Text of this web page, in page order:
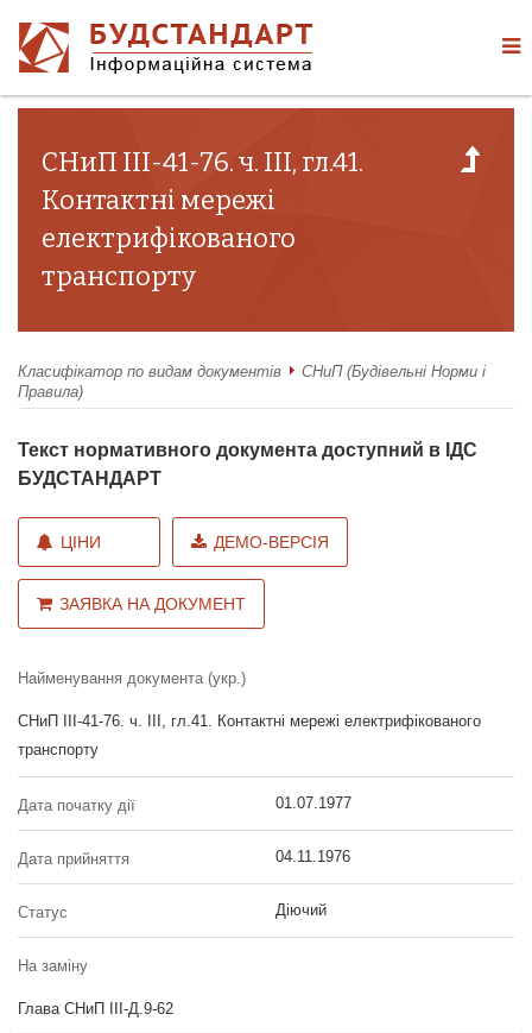
СНиП III-41-76. ч. III, гл.41.
Контактні мережі
електрифікованого
транспорту
Класифікатор по видам документів
СНиП (Будівельні Норми і
Правила)
Текст нормативного документа доступний в ІДС
БУДСТАНДАРТ
ЦІНИ ДЕМО-ВЕРСІЯ
ЗАЯВКА НА ДОКУМЕНТ
Найменування документа (укр.)
СНиП III-41-76. ч. III, гл.41. Контактні мережі електрифікованого
транспорту
Дата початку дії 01.07.1977
Дата прийняття 04.11.1976
Статус Діючий
На заміну
Глава СНиП III-Д.9-62